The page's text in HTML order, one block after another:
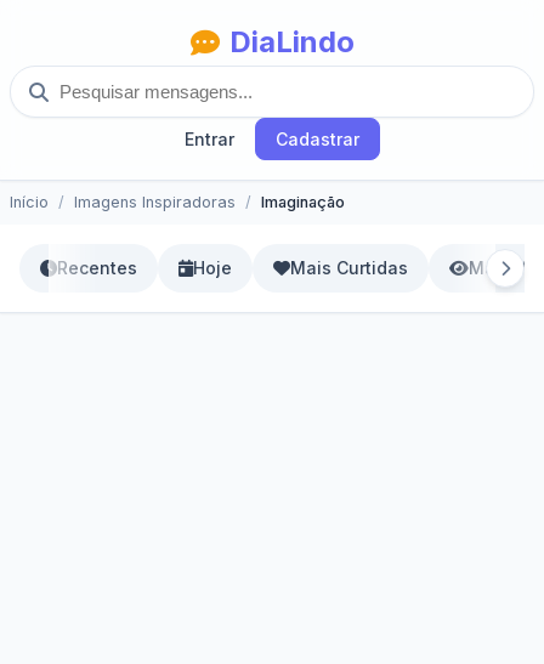
DiaLindo
Entrar Cadastrar
Início Imagens Inspiradoras Imaginação
Recentes Hoje Mais Curtidas Mais